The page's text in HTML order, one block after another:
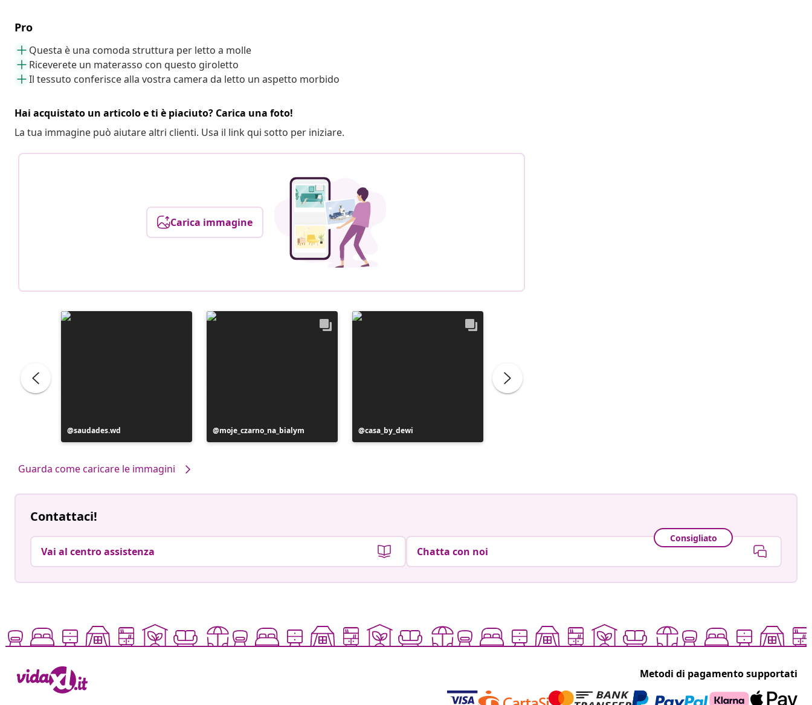
Pro
Questa è una comoda struttura per letto a molle
Riceverete un materasso con questo giroletto
Il tessuto conferisce alla vostra camera da letto un aspetto morbido
Hai acquistato un articolo e ti è piaciuto? Carica una foto!
La tua immagine può aiutare altri clienti. Usa il link qui sotto per iniziare.
Carica immagine
Post
pubblicato
saudades.wd
Post
pubblicato
moje_czarno_na_bialym
Post
pubblicato
casa_by_dewi
Guarda come caricare le immagini
Contattaci!
Vai al centro assistenza
Consigliato
Chatta con noi
Metodi di pagamento supportati